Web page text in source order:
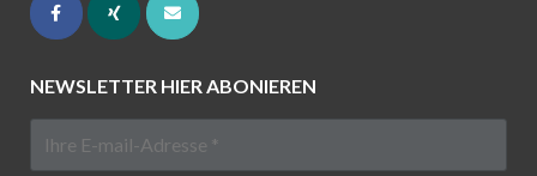
NEWSLETTER HIER ABONIEREN